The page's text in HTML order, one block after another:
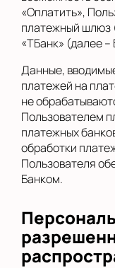
«Оплатить»,
платежный шлюз
«ТБанк» (далее –
Данные,
платежей на
не
Пользователем
платежных
обработки
Пользователя
Банком.